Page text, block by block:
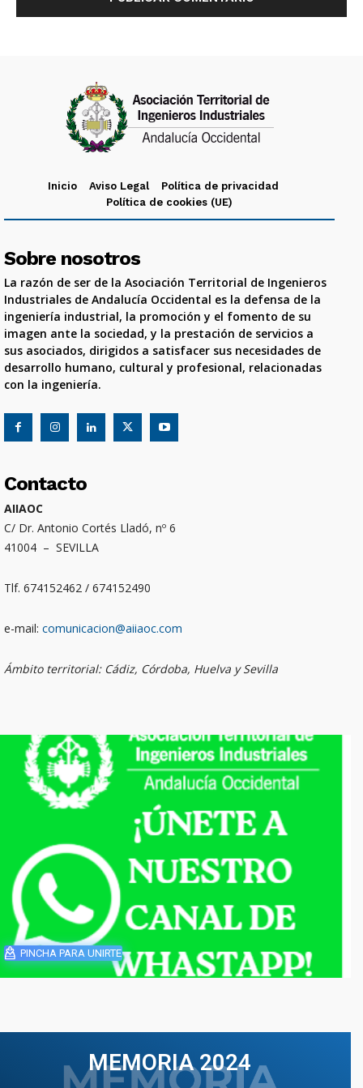
Inicio Aviso Legal
Política de privacidad
Política de cookies (UE)
Sobre nosotros
La razón de ser de la Asociación Territorial de Ingenieros
Industriales de Andalucía Occidental es la defensa de la
ingeniería industrial, la promoción y el fomento de su
imagen ante la sociedad, y la prestación de servicios a
sus asociados, dirigidos a satisfacer sus necesidades de
desarrollo humano, cultural y profesional, relacionadas
con la ingeniería.
Contacto
AIIAOC
C/ Dr. Antonio Cortés Lladó, nº 6
41004 – SEVILLA
Tlf. 674152462 / 674152490
e-mail: comunicacion@aiiaoc.com
Ámbito territorial: Cádiz, Córdoba, Huelva y Sevilla
PINCHA PARA UNIRTE
MEMORIA 2024